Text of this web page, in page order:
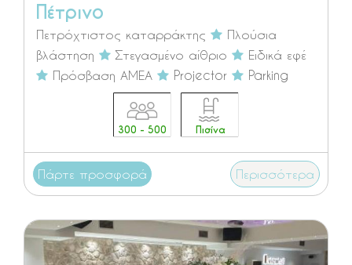
Πέτρινο
Πετρόχτιστος καταρράκτης
Πλούσια
βλάστηση
Στεγασμένο αίθριο
Ειδικά εφέ
Πρόσβαση ΑΜΕΑ
Projector Parking
300 - 500 Πισίνα
Πάρτε προσφορά Περισσότερα